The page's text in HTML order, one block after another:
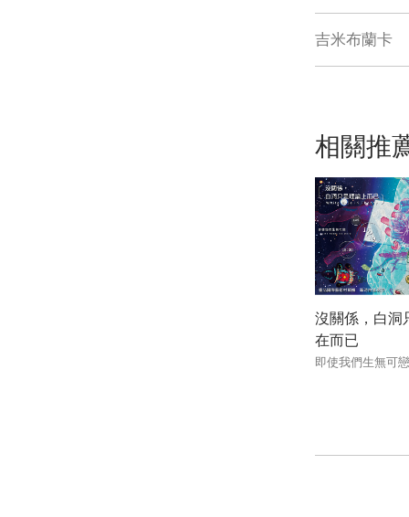
吉米布蘭卡
相關推
沒關係，白洞
在而已
即使我們生無可戀